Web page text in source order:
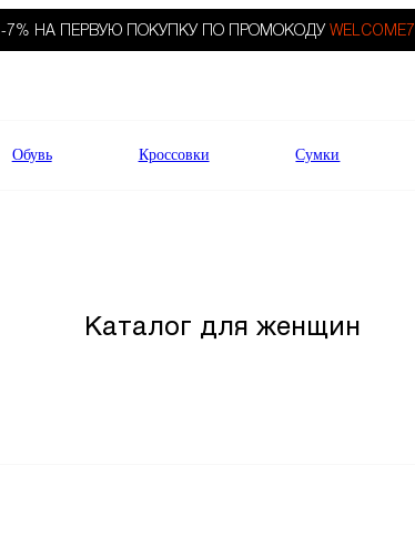
-7% НА ПЕРВУЮ ПОКУПКУ ПО ПРОМОКОДУ WELCOME7.
Обувь Кроссовки Сумки
Каталог для женщин